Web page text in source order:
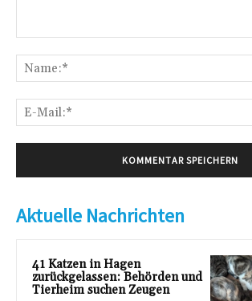
Aktuelle Nachrichten
41 Katzen in Hagen
zurückgelassen: Behörden und
Tierheim suchen Zeugen